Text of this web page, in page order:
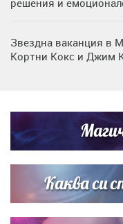
Звездна ваканция в
Кортни Кокс и Джим
Братя Аргирови я
Списъкът е ясен:
сватбата на Роналдо
Каква си